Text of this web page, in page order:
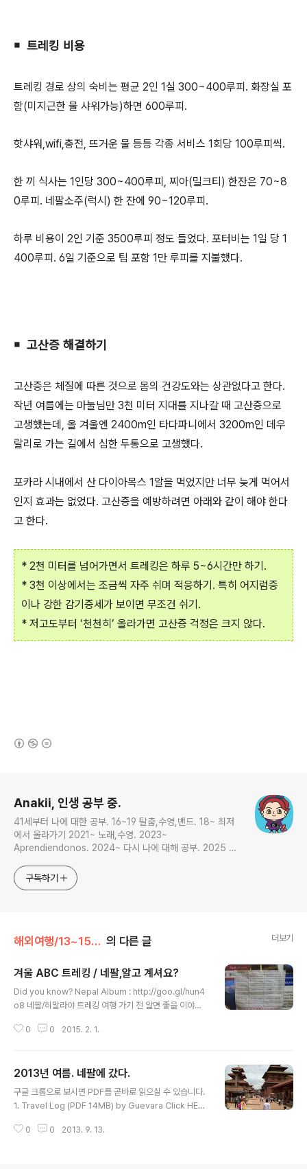
￭ 트레킹 비용
트레킹 경로 상의 숙비는 평균 2인 1실 300~400루피. 화장실 포
함(미지근한 물 샤워가능)하면 600루피.
핫샤워,wifi,충전, 뜨거운 물 등등 각종 서비스 1회당 100루피씩.
한 끼 식사는 1인당 300~400루피, 찌아(밀크티) 한잔은 70~8
0루피. 네팔소주(럭시) 한 잔에 90~120루피.
하루 비용이 2인 기준 3500루피 정도 들었다. 포터비는 1일 당 1
400루피. 6일 기준으로 팁 포함 1만 루피를 지불했다.
￭ 고산증 해결하기
고산증은 체질에 따른 것으로 몸의 건강도와는 상관없다고 한다.
작년 여름에는 마눌님만 3천 미터 지대를 지나갈 때 고산증으로
고생했는데, 올 겨울엔 2400m인 타다파니에서 3200m인 데우
랄리로 가는 길에서 심한 두통으로 고생했다.
포카라 시내에서 산 다이아목스 1알을 먹었지만 너무 늦게 먹어서
인지 효과는 없었다. 고산증을 예방하려면 아래와 같이 해야 한다
고 한다.
* 2천 미터를 넘어가면서 트레킹은 하루 5~6시간만 하기.
* 3천 이상에서는 조금씩 자주 쉬며 적응하기. 특히 어지럼증
이나 강한 감기증세가 보이면 무조건 쉬기.
* 저고도부터 ‘천천히’ 올라가면 고산증 걱정은 크지 않다.
Anakii, 인생 공부 중.
41세부터 나에 대한 공부. 16~19 탈춤,수영,밴드. 18~ 최저
에서 올라가기 2021~ 노래,수영. 2023~
Aprendiendonos. 2024~ 다시 나에 대해 공부. 2025 지
구독하기
해외여행/13~15 네팔 의 다른 글 더보기
겨울 ABC 트레킹 / 네팔,알고 계셔요?
Did you know? Nepal Album : http://goo.gl/hun4
o8 네팔/히말라야 트레킹 여행 가기 전 알면 좋을 이야기
다. 하루에 6시간쯤 들어온다고 생각된다. 안나푸르나 트
어 둔 것을 확인했다. ▲ 포카라의 정전 일정표 (by anaki
i) 2) 겨울의 트레킹, 덥거나 또는 춥거나. 1,2 월의 한겨울
기준, 해발고도 1300m인 카트만두는 밤에 자기엔 춥고,
씨에 밤엔 늦가을 날씨다. 겨울에 안나푸르나 보호구역 트
0 0 2015. 2. 1.
2013년 여름. 네팔에 갔다.
구글 크롬으로 보시면 PDF를 곧바로 읽으실 수 있습니다.
1. Travel Log (PDF 14MB) by Guevara Click HERE
by Anakii 3. Pictures 1. 중국 거쳐 카트만두→포카라
0 0 2013. 9. 13.